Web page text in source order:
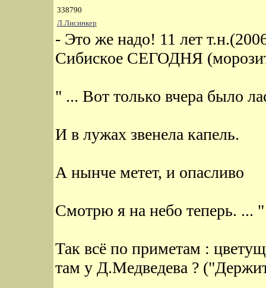
338790
Л.Лисинкер
- Это же надо! 11 лет
Сибиское СЕГОДНЯ
" ... Вот только вчера было
И в лужах звенела капель.
А нынче метет, и опасливо
Смотрю я на небо теперь. ...
Так всё по приметам :
там у Д.Медведева ?